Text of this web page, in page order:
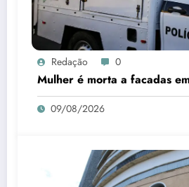
Redação 0
Mulher é morta a facadas
09/08/2026